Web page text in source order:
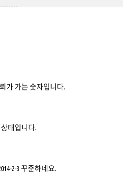
가 가는 숫자입니다.
태입니다.
2-3 꾸준하네요.